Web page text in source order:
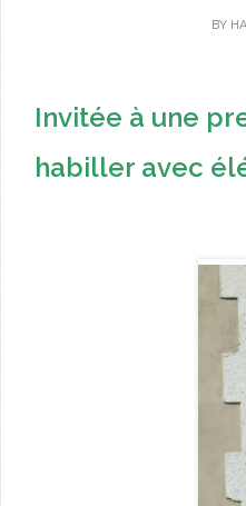
BY
Invitée à une
habiller avec